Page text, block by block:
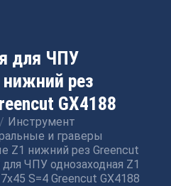
для ЧПУ
нижний рез
GX4188
Инструмент
и граверы
Z1 нижний рез Greencut
ЧПУ однозаходная Z1
S=4 Greencut GX4188